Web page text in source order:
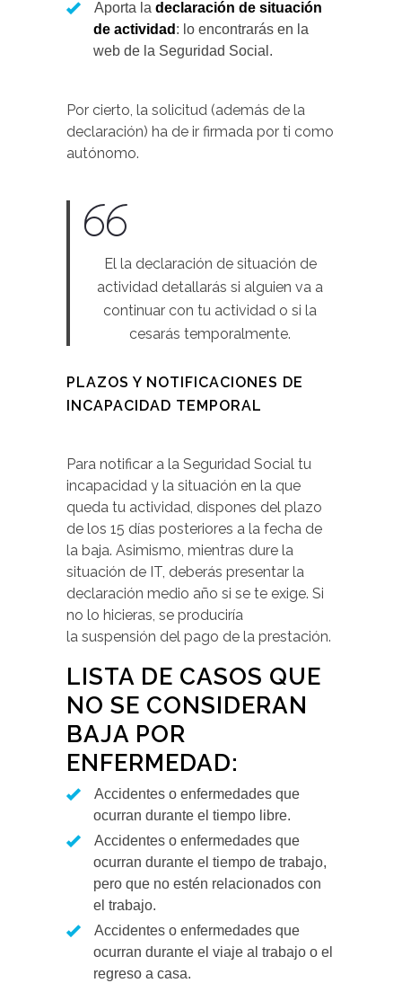
Aporta la declaración de situación
de actividad : lo encontrarás en la
web de la Seguridad Social.
Por cierto, la solicitud (además de la
declaración) ha de ir firmada por ti como
autónomo.
El la declaración de situación de
actividad detallarás si alguien va a
continuar con tu actividad o si la
cesarás temporalmente.
PLAZOS Y NOTIFICACIONES DE
INCAPACIDAD TEMPORAL
Para notificar a la Seguridad Social tu
incapacidad y la situación en la que
queda tu actividad, dispones del plazo
de los 15 días posteriores a la fecha de
la baja. Asimismo, mientras dure la
situación de IT, deberás presentar la
declaración medio año si se te exige. Si
no lo hicieras, se produciría
la suspensión del pago de la prestación.
LISTA DE CASOS QUE
NO SE CONSIDERAN
BAJA POR
ENFERMEDAD:
Accidentes o enfermedades que
ocurran durante el tiempo libre.
Accidentes o enfermedades que
ocurran durante el tiempo de trabajo,
pero que no estén relacionados con
el trabajo.
Accidentes o enfermedades que
ocurran durante el viaje al trabajo o el
regreso a casa.